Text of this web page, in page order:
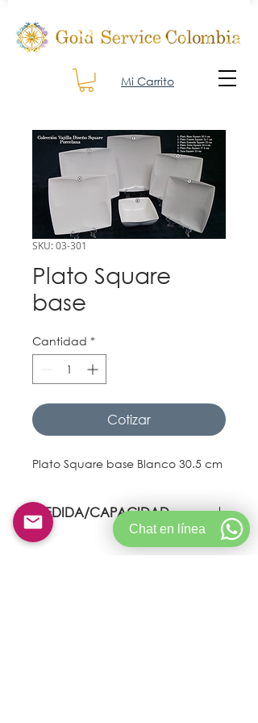
Mi Carrito
SKU: 03-301
Plato Square
base
Cantidad *
Cotizar
Plato Square base Blanco 30.5 cm
MEDIDA/CAPACIDAD
1468,6 gr
Chat en línea